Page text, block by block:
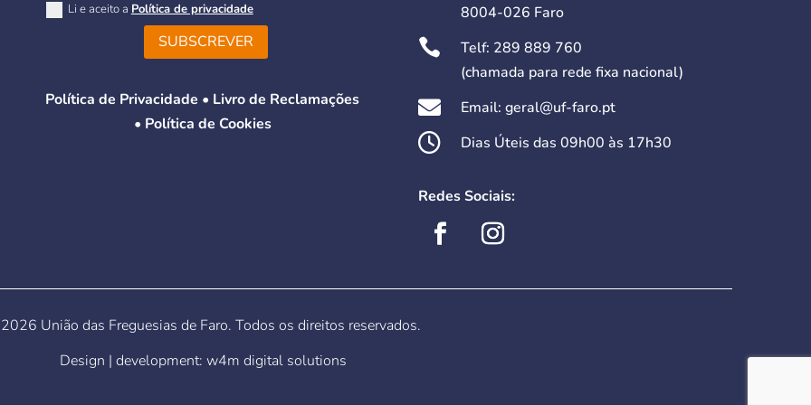
Li e aceito a Política de privacidade
SUBSCREVER
Política de Privacidade • Livro de Reclamações
• Política de Cookies
8004-026 Faro
 Telf: 289 889 760
(chamada para rede fixa nacional)
 Email: geral@uf-faro.pt
 Dias Úteis das 09h00 às 17h30
Redes Sociais:
União das Freguesias de Faro. Todos os direitos reservados.
Design | development: w4m digital solutions